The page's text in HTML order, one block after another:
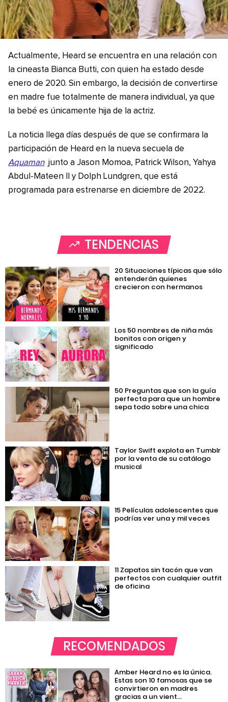
Actualmente, Heard se encuentra en una relación con
la cineasta Bianca Butti, con quien ha estado desde
enero de 2020. Sin embargo, la decisión de convertirse
en madre fue totalmente de manera individual, ya que
la bebé es únicamente hija de la actriz.
La noticia llega días después de que se confirmara la
participación de Heard en la nueva secuela de
Aquaman junto a Jason Momoa, Patrick Wilson, Yahya
Abdul-Mateen II y Dolph Lundgren, que está
programada para estrenarse en diciembre de 2022.
TENDENCIAS
20 Situaciones típicas que sólo
entenderán quienes
crecieron con hermanos
Los 50 nombres de niña más
bonitos con origen y
significado
50 Preguntas que son la guía
perfecta para que un hombre
sepa todo sobre una chica
Taylor Swift explota en Tumblr
por la venta de su catálogo
musical
15 Películas adolescentes que
podrías ver una y mil veces
11 Zapatos sin tacón que van
perfectos con cualquier outfit
de oficina
RECOMENDADOS
Amber Heard no es la única.
Estas son 10 famosas que se
convirtieron en madres
gracias a un vient...